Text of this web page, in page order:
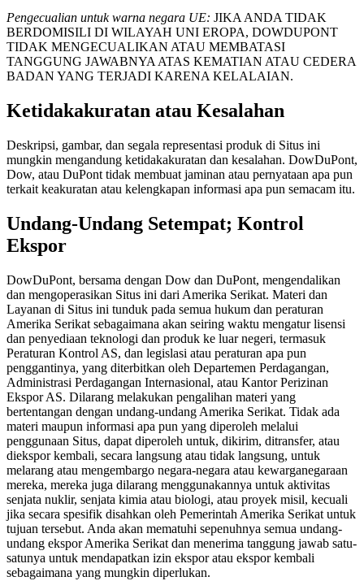
Pengecualian untuk warna negara UE: JIKA ANDA TIDAK
BERDOMISILI DI WILAYAH UNI EROPA, DOWDUPONT
TIDAK MENGECUALIKAN ATAU MEMBATASI
TANGGUNG JAWABNYA ATAS KEMATIAN ATAU CEDERA
BADAN YANG TERJADI KARENA KELALAIAN.
Ketidakakuratan atau Kesalahan
Deskripsi, gambar, dan segala representasi produk di Situs ini
mungkin mengandung ketidakakuratan dan kesalahan. DowDuPont,
Dow, atau DuPont tidak membuat jaminan atau pernyataan apa pun
terkait keakuratan atau kelengkapan informasi apa pun semacam itu.
Undang-Undang Setempat; Kontrol
Ekspor
DowDuPont, bersama dengan Dow dan DuPont, mengendalikan
dan mengoperasikan Situs ini dari Amerika Serikat. Materi dan
Layanan di Situs ini tunduk pada semua hukum dan peraturan
Amerika Serikat sebagaimana akan seiring waktu mengatur lisensi
dan penyediaan teknologi dan produk ke luar negeri, termasuk
Peraturan Kontrol AS, dan legislasi atau peraturan apa pun
penggantinya, yang diterbitkan oleh Departemen Perdagangan,
Administrasi Perdagangan Internasional, atau Kantor Perizinan
Ekspor AS. Dilarang melakukan pengalihan materi yang
bertentangan dengan undang-undang Amerika Serikat. Tidak ada
materi maupun informasi apa pun yang diperoleh melalui
penggunaan Situs, dapat diperoleh untuk, dikirim, ditransfer, atau
diekspor kembali, secara langsung atau tidak langsung, untuk
melarang atau mengembargo negara-negara atau kewarganegaraan
mereka, mereka juga dilarang menggunakannya untuk aktivitas
senjata nuklir, senjata kimia atau biologi, atau proyek misil, kecuali
jika secara spesifik disahkan oleh Pemerintah Amerika Serikat untuk
tujuan tersebut. Anda akan mematuhi sepenuhnya semua undang-
undang ekspor Amerika Serikat dan menerima tanggung jawab satu-
satunya untuk mendapatkan izin ekspor atau ekspor kembali
sebagaimana yang mungkin diperlukan.